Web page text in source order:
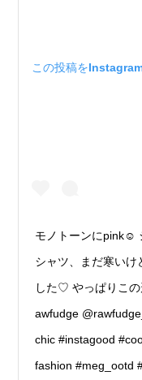
この投稿を
モノトーンにpink☺︎
シャツ、まだ寒いけ
した♡ やっぱりこ
awfudge
chic #instagood
fashion #meg_ootd